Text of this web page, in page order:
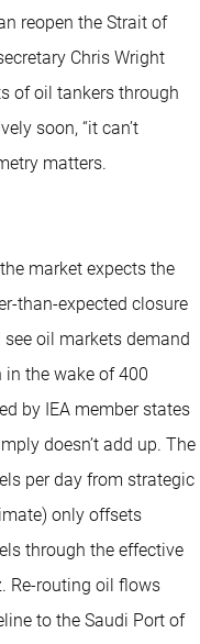
reopen the Strait of
Chris Wright
of oil tankers through
soon, “it can’t
matters.
market expects the
than-expected closure
oil markets demand
in the wake of 400
by IEA member states
doesn’t add up. The
per day from strategic
only offsets
through the effective
Re-routing oil flows
to the Saudi Port of